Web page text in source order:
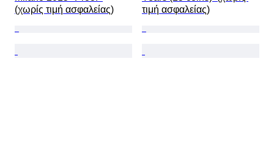
(χωρίς τιμή ασφαλείας)
τιμή ασφαλείας)